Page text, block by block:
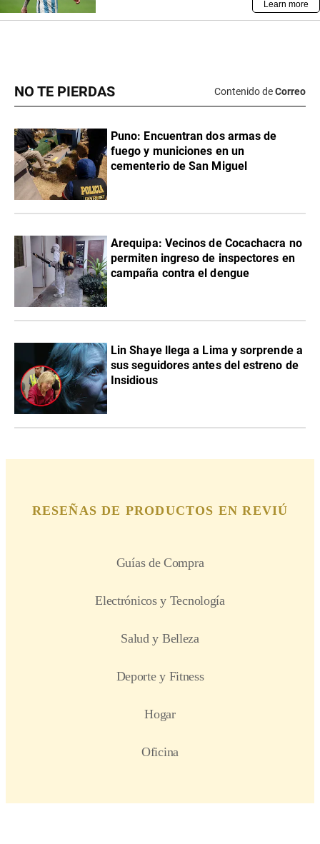
NO TE PIERDAS Contenido deCorreo
Puno: Encuentran dos armas de
fuego y municiones en un
cementerio de San Miguel
Arequipa: Vecinos de Cocachacra no
permiten ingreso de inspectores en
campaña contra el dengue
Lin Shaye llega a Lima y sorprende a
sus seguidores antes del estreno de
Insidious